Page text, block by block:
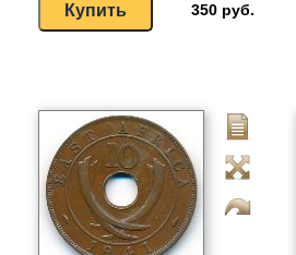
350 руб.